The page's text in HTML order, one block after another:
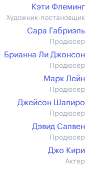
Кэти Флеминг
Художник-постановщик
Сара Габриэль
Продюсер
Брианна Ли Джонсон
Продюсер
Марк Лейн
Продюсер
Джейсон Шапиро
Продюсер
Дэвид Салвен
Продюсер
Джо Кири
Актер